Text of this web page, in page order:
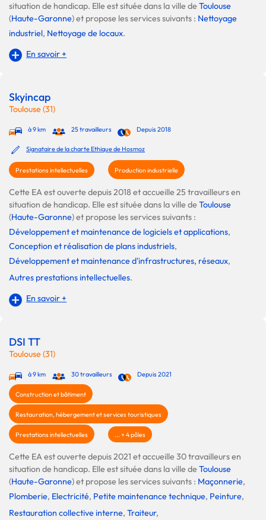
situation de handicap. Elle est située dans la ville deToulouse
(Haute-Garonne) et propose les services suivants : Nettoyage
industriel, Nettoyage de locaux.
En savoir +
Skyincap
Toulouse (31)
à 9 km 25 travailleurs Depuis 2018
Signataire de la charte Ethique de Hosmoz
Prestations intellectuelles Production industrielle
Cette EA est ouverte depuis 2018 et accueille 25 travailleurs en
situation de handicap. Elle est située dans la ville deToulouse
(Haute-Garonne) et propose les services suivants :
Développement et maintenance de logiciels et applications,
Conception et réalisation de plans industriels,
Développement et maintenance d'infrastructures, réseaux,
Autres prestations intellectuelles.
En savoir +
DSI TT
Toulouse (31)
à 9 km 30 travailleurs Depuis 2021
Construction et bâtiment
Restauration, hébergement et services touristiques
Prestations intellectuelles ... + 4 pôles
Cette EA est ouverte depuis 2021 et accueille 30 travailleurs en
situation de handicap. Elle est située dans la ville deToulouse
(Haute-Garonne) et propose les services suivants : Maçonnerie,
Plomberie, Electricité, Petite maintenance technique, Peinture,
Restauration collective interne, Traiteur,